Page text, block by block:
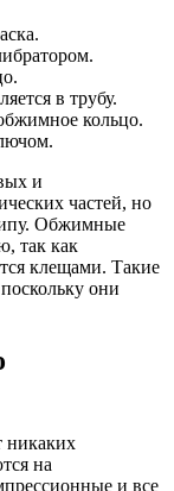
в трубу.
кольцо.
и
частей, но
Обжимные
так как
клещами. Такие
они
никаких
на
и все